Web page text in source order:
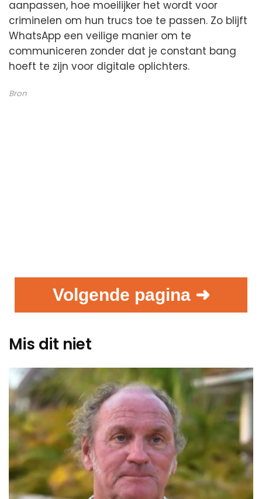
aanpassen, hoe moeilijker het wordt voor
criminelen om hun trucs toe te passen. Zo blijft
WhatsApp een veilige manier om te
communiceren zonder dat je constant bang
hoeft te zijn voor digitale oplichters.
Bron
Volgende pagina ➜
Mis dit niet